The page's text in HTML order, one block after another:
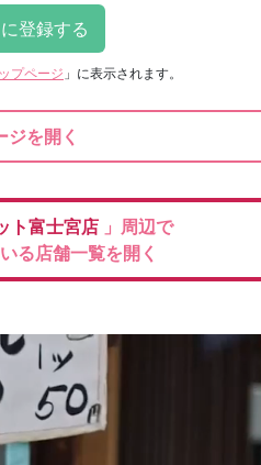
プページ 」に表示されます。
ジを開く
ト富士宮店 」周辺で
る店舗一覧を開く